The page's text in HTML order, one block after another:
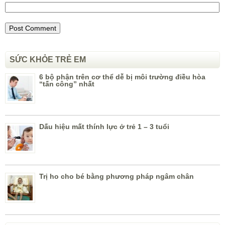
SỨC KHỎE TRẺ EM
6 bộ phận trên cơ thể dễ bị môi trường điều hòa
“tấn công” nhất
Dấu hiệu mất thính lực ở trẻ 1 – 3 tuổi
Trị ho cho bé bằng phương pháp ngâm chân